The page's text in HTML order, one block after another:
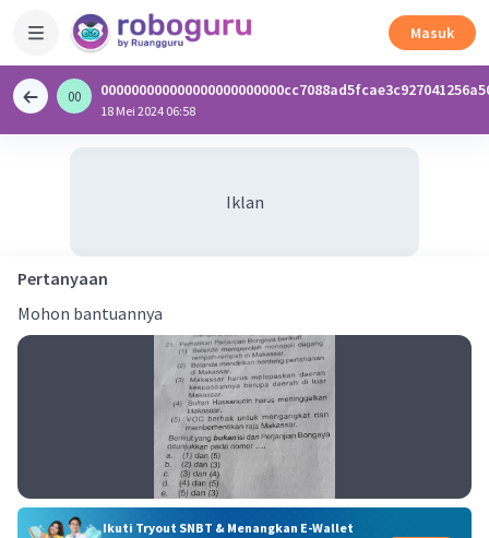
Masuk
00
0
18 Mei 2024 06:58
Iklan
Pertanyaan
Mohon bantuannya
Ikuti Tryout SNBT & Menangkan E-Wallet